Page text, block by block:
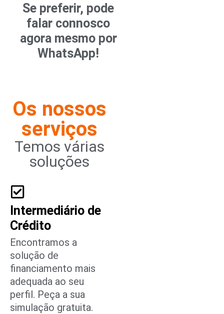
Se preferir, pode
falar connosco
agora mesmo por
WhatsApp!
Os nossos
serviços
Temos várias
soluções
Intermediário de
Crédito
Encontramos a
solução de
financiamento mais
adequada ao seu
perfil. Peça a sua
simulação gratuita.